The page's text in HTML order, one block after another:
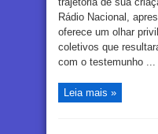
Rádio Nacional,
oferece um olhar
coletivos que
com o testemunho ...
Leia mais »